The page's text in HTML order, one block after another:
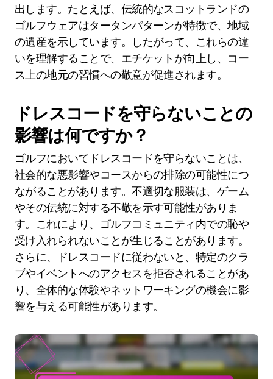
出します。たとえば、伝統的なスコットランドの
ゴルフウェアはタータンパターンが特徴で、地域
の遺産を示しています。したがって、これらの違
いを理解することで、エチケットが向上し、コー
ス上の地元の習慣への敬意が促進されます。
ドレスコードを守らないことの
影響は何ですか？
ゴルフにおいてドレスコードを守らないことは、
社会的な悪影響やコースからの排除の可能性につ
ながることがあります。不適切な服装は、ゲーム
やその伝統に対する不敬を示す可能性がありま
す。これにより、ゴルフコミュニティ内での恥や
受け入れられないことが生じることがあります。
さらに、ドレスコードに従わないと、特定のクラ
ブやイベントへのアクセスを拒否されることがあ
り、全体的な体験やネットワーキングの機会に影
響を与える可能性があります。